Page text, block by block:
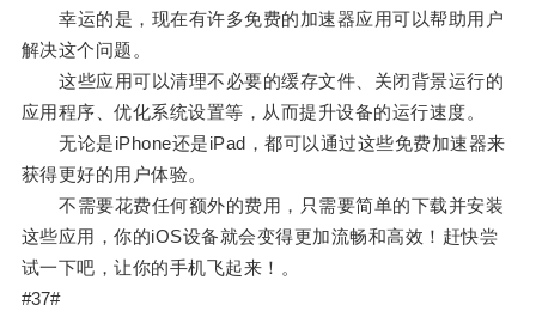
幸运的是，现在有许多免费的加速器应用可以帮助用户
解决这个问题。
这些应用可以清理不必要的缓存文件、关闭背景运行的
应用程序、优化系统设置等，从而提升设备的运行速度。
无论是iPhone还是iPad，都可以通过这些免费加速器来
获得更好的用户体验。
不需要花费任何额外的费用，只需要简单的下载并安装
这些应用，你的iOS设备就会变得更加流畅和高效！赶快尝
试一下吧，让你的手机飞起来！。
#37#